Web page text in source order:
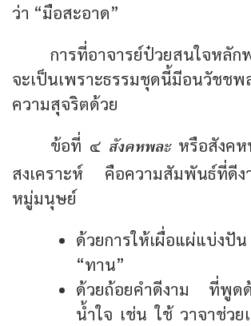
ว่า “มือสะอาด”
การที่อาจารย์ป๋วยสนใจหลั
จะเป็นเพราะธรรมชุดนี้มีอนวัช
ความสุจริตด้วย
ข้อที่ ๔ สังคหพละหรือสังคห
สงเคราะห์ คือความสัมพันธ์ที่ดีง
หมู่มนุษย์
ด้วยการให้เผื่อแผ่แบ่ง
“ทาน”
ด้วยถ้อยคำดีงาม ที่พูดด้
น้ำใจ เช่น ใช้ วาจาช่วย